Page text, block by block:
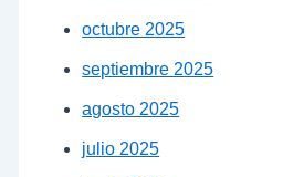
octubre 2025
septiembre 2025
agosto 2025
julio 2025